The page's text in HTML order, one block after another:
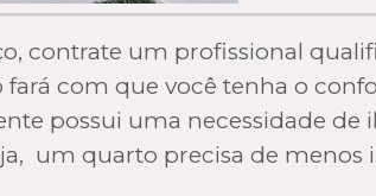
contrate um profissional
com que você tenha o
possui uma necessidade de
um quarto precisa de menos